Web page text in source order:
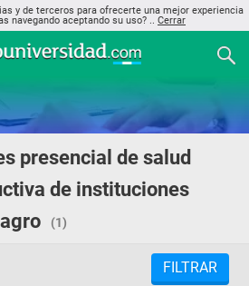
y de terceros para ofrecerte una mejor experiencia
navegando aceptando su uso? .. Cerrar
presencial de salud
de instituciones
(1)
FILTRAR